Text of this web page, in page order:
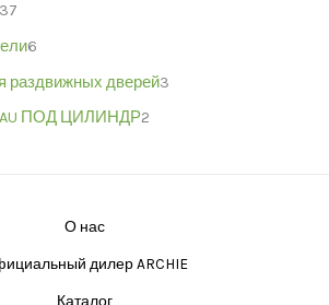
37
6
раздвижных дверей3
ПОД ЦИЛИНДР2
О нас
дилер ARCHIE
Каталог